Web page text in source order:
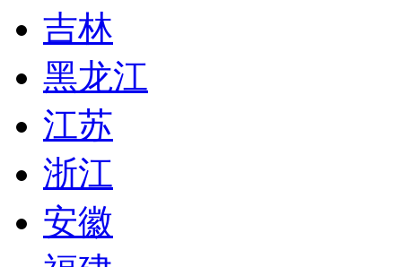
吉林
黑龙江
江苏
浙江
安徽